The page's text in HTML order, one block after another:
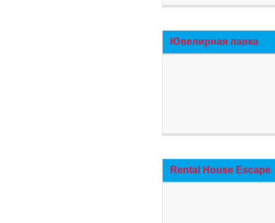
Ювелирная лавка
Rental House Escape